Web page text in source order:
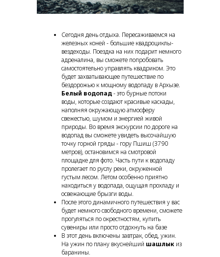
Сегодня день отдыха. Пересаживаемся на
железных коней - большие квадроциклы-
вездеходы. Поездка на них подарит немного
адреналина, вы сможете попробовать
самостоятельно управлять квадриком. Это
будет захватывающее путешествие по
бездорожью к мощному водопаду в Архызе.
Белый водопад- это бурные потоки
воды, которые создают красивые каскады,
наполняя окружающую атмосферу
свежестью, шумом и энергией живой
природы. Во время экскурсии по дороге на
водопад вы сможете увидеть высочайшую
точку горной гряды - гору Пшиш (3790
метров), остановимся на смотровой
площадке для фото. Часть пути к водопаду
пролегает по руслу реки, окруженной
густым лесом. Летом особенно приятно
находиться у водопада, ощущая прохладу и
освежающие брызги воды.
После этого динамичного путешествия у вас
будет немного свободного времени, сможете
прогуляться по окрестностям, купить
сувениры или просто отдохнуть на базе
В этот день включены завтрак, обед, ужин.
На ужин по плану вкуснейший шашлык из
баранины.